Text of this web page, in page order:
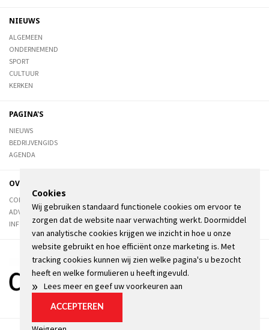
NIEUWS
ALGEMEEN
ONDERNEMEND
SPORT
CULTUUR
KERKEN
PAGINA'S
NIEUWS
BEDRIJVENGIDS
AGENDA
OVER DE STIENSER
CONTACT
ADVERTEREN
INFORMATIE
Cookies
Wij gebruiken standaard functionele cookies om ervoor te
zorgen dat de website naar verwachting werkt. Doormiddel
van analytische cookies krijgen we inzicht in hoe u onze
website gebruikt en hoe efficiënt onze marketing is. Met
tracking cookies kunnen wij zien welke pagina's u bezocht
heeft en welke formulieren u heeft ingevuld.
» Lees meer en geef uw voorkeuren aan
ACCEPTEREN